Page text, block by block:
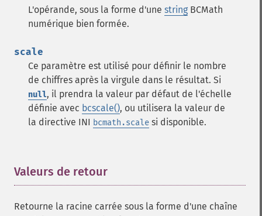
L'opérande, sous la forme d'une string BCMath
numérique bien formée.
scale
Ce paramètre est utilisé pour définir le nombre
de chiffres après la virgule dans le résultat. Si
null, il prendra la valeur par défaut de l'échelle
définie avec bcscale(), ou utilisera la valeur de
la directive INI bcmath.scale si disponible.
Valeurs de retour
Retourne la racine carrée sous la forme d'une chaîne